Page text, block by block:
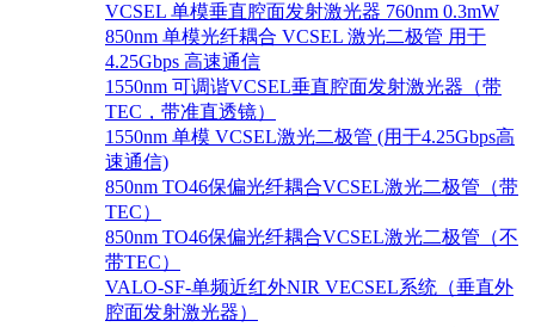
VCSEL 单模垂直腔面发射激光器 760nm 0.3mW
850nm 单模光纤耦合 VCSEL 激光二极管 用于
4.25Gbps 高速通信
1550nm 可调谐VCSEL垂直腔面发射激光器（带
TEC，带准直透镜）
1550nm 单模 VCSEL激光二极管 (用于4.25Gbps高
速通信)
850nm TO46保偏光纤耦合VCSEL激光二极管（带
TEC）
850nm TO46保偏光纤耦合VCSEL激光二极管（不
带TEC）
VALO-SF-单频近红外NIR VECSEL系统（垂直外
腔面发射激光器）